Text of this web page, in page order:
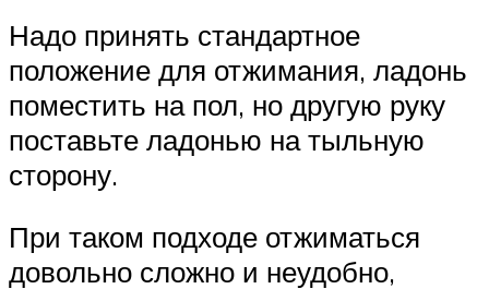
Надо принять стандартное
положение для отжимания, ладонь
поместить на пол, но другую руку
поставьте ладонью на тыльную
сторону.
При таком подходе отжиматься
довольно сложно и неудобно,